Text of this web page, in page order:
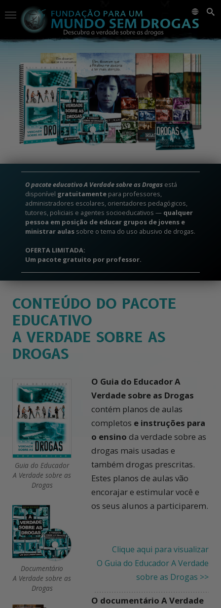
O pacote educativo A Verdade sobre as Drogas está
disponível gratuitamente para professores,
administradores escolares, orientadores pedagógicos,
tutores, policiais e agentes socioeducativos — qualquer
pessoa em posição de educar grupos de jovens e
ministrar aulas sobre o tema do uso abusivo de drogas.
OFERTA LIMITADA:
Um pacote gratuito por professor.
CONTEÚDO DO PACOTE
EDUCATIVO
A VERDADE SOBRE AS
DROGAS
Guia do Educador
A Verdade sobre as
Drogas
Documentário
A Verdade sobre as
Drogas
O Guia do Educador A
Verdade sobre as Drogas
contém planos de aulas
completos e instruções para
o ensino da verdade sobre as
drogas mais usadas e
também drogas prescritas.
Estes planos de aulas vão
encorajar e estimular você e
os seus alunos a participarem.
Clique aqui para visualizar
O Guia do Educador A Verdade
sobre as Drogas >>
O documentário A Verdade